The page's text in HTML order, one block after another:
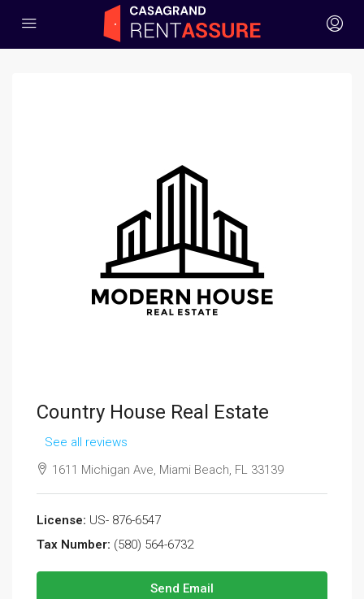
Country House Real Estate
See all reviews
1611 Michigan Ave, Miami Beach, FL 33139
License: US- 876-6547
Tax Number: (580) 564-6732
Send Email